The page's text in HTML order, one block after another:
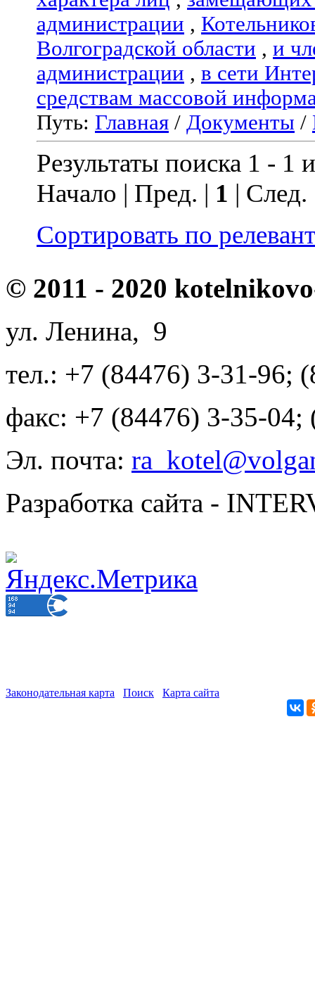
администрации ,
Волгоградской области , и
администрации , в сети
средствам массовой
Путь: Главная / Документы /
Результаты поиска 1 - 1
Начало | Пред. | 1 |
Сортировать по
© 2011 - 2020
ул. Ленина, 9
тел.: +7 (84476) 3-31-96;
факс: +7 (84476) 3-35-04;
Эл. почта:
Разработка сайта -
Законодательная карта Поиск Карта сайта